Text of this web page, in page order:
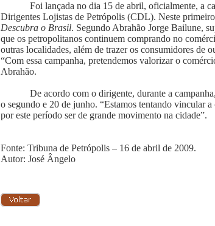
Foi lançada no dia 15 de abril, oficialmente, a
Dirigentes Lojistas de Petrópolis (CDL). Neste
Descubra o Brasil. Segundo Abrahão Jorge Bailune,
que os petropolitanos continuem comprando no
outras localidades, além de trazer os consumidores de
“Com essa campanha, pretendemos valorizar o
Abrahão.
De acordo com o dirigente, durante a
o segundo e 20 de junho. “Estamos tentando vincular
por este período ser de grande movimento na cidade”.
Fonte: Tribuna de Petrópolis – 16 de abril de 2009.
Autor: José Ângelo